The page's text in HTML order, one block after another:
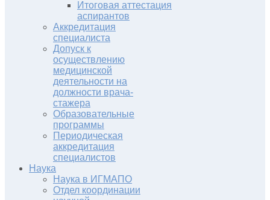
Итоговая аттестация
аспирантов
Аккредитация
специалиста
Допуск к
осуществлению
медицинской
деятельности на
должности врача-
стажера
Образовательные
программы
Периодическая
аккредитация
специалистов
Наука
Наука в ИГМАПО
Отдел координации